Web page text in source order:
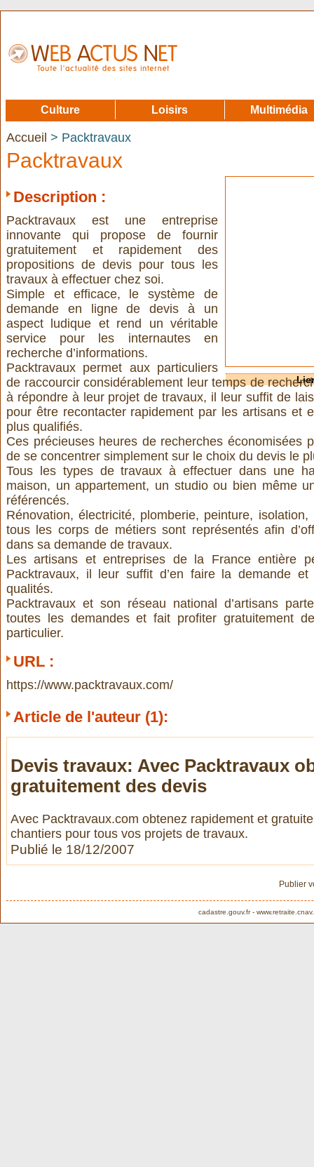
Accueil > Packtravaux
Packtravaux
Description :
Packtravaux est une entreprise
innovante qui propose de fournir
gratuitement et rapidement des
propositions de devis pour tous les
travaux à effectuer chez soi.
Simple et efficace, le système de
demande en ligne de devis à un
aspect ludique et rend un véritable
service pour les internautes en
recherche d’informations.
Packtravaux permet aux particuliers
de raccourcir considérablement leur temps de
à répondre à leur projet de travaux, il leur suffit de
pour être recontacter rapidement par les artisans et
plus qualifiés.
Ces précieuses heures de recherches économisées
de se concentrer simplement sur le choix du devis le
Tous les types de travaux à effectuer dans une
maison, un appartement, un studio ou bien même
référencés.
Rénovation, électricité, plomberie, peinture,
tous les corps de métiers sont représentés afin
dans sa demande de travaux.
Les artisans et entreprises de la France entière
Packtravaux, il leur suffit d’en faire la demande
qualités.
Packtravaux et son réseau national d’artisans
toutes les demandes et fait profiter gratuitement
particulier.
URL :
https://www.packtravaux.com/
Article de l'auteur (1):
Devis travaux: Avec Packtravaux
gratuitement des devis
Avec Packtravaux.com obtenez rapidement et
chantiers pour tous vos projets de travaux.
Publié le 18/12/2007
Publier
cadastre.gouv.fr-
Culture Loisirs Multimédia